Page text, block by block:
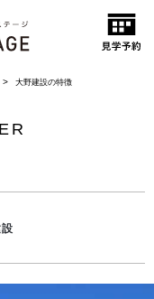
大野建設の特徴